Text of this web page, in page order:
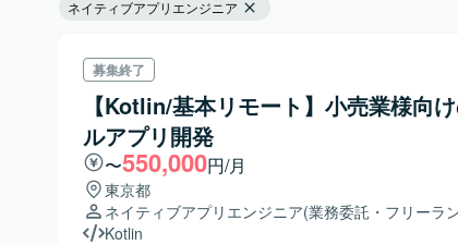
ネイティブアプリエンジニア
募集終了
【Kotlin/基本リモート】小売業様向
ルアプリ開発
〜550,000円/月
東京都
ネイティブアプリエンジニア(業務委託・フリーラ
Kotlin